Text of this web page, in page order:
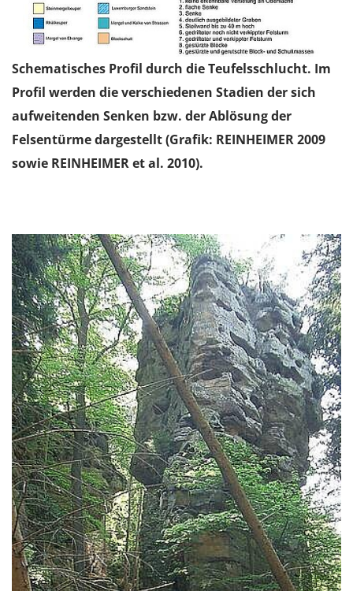
Schematisches Profil durch die Teufelsschlucht. Im
Profil werden die verschiedenen Stadien der sich
aufweitenden Senken bzw. der Ablösung der
Felsentürme dargestellt (Grafik: REINHEIMER 2009
sowie REINHEIMER et al. 2010).